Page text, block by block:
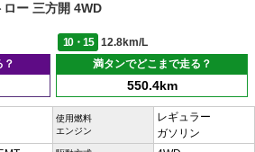
ー 三方開 4WD
10・15
12.8km/L
？
満タンでどこまで走る？
550.4km
使用燃料
エンジン
レギュラー
ガソリン